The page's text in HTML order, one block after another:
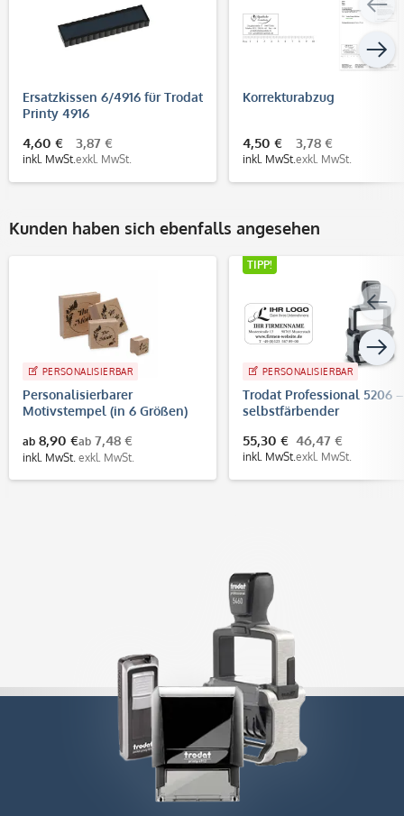
Ersatzkissen 6/4916 für Trodat
Printy 4916
4,60 €
inkl. MwSt.
3,87 €
exkl. MwSt.
Korrekturabzug
4,50 €
inkl. MwSt.
3,78 €
exkl. MwSt.
Kunden haben sich ebenfalls angesehen
PERSONALISIERBAR
Personalisierbarer
Motivstempel (in 6 Größen)
ab 8,90 €
inkl. MwSt.
ab 7,48 €
exkl. MwSt.
TIPP!
PERSONALISIERBAR
Trodat Professional 5206 –
selbstfärbender
mm, 7 Zeilen
55,30 €
inkl. MwSt.
46,47 €
exkl. MwSt.